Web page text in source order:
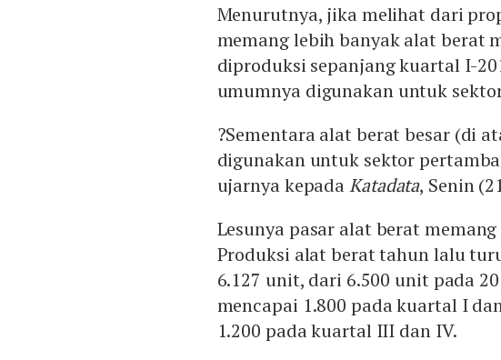
Menurutnya, jika melihat dari
memang lebih banyak alat berat
diproduksi sepanjang kuartal I-
umumnya digunakan untuk
?Sementara alat berat besar (di
digunakan untuk sektor
ujarnya kepadaKatadata, Senin
Lesunya pasar alat berat
Produksi alat berat tahun lalu
6.127 unit, dari 6.500 unit pada
mencapai 1.800 pada kuartal I
1.200 pada kuartal III dan IV.